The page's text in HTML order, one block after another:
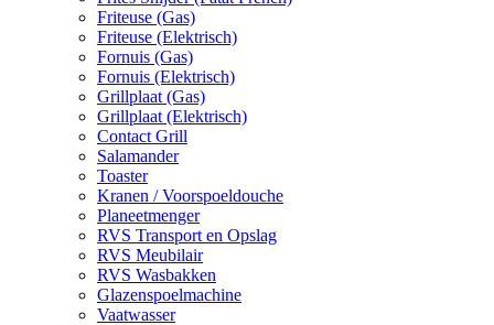
Friteuse (Gas)
Friteuse (Elektrisch)
Fornuis (Gas)
Fornuis (Elektrisch)
Grillplaat (Gas)
Grillplaat (Elektrisch)
Contact Grill
Salamander
Toaster
Kranen / Voorspoeldouche
Planeetmenger
RVS Transport en Opslag
RVS Meubilair
RVS Wasbakken
Glazenspoelmachine
Vaatwasser